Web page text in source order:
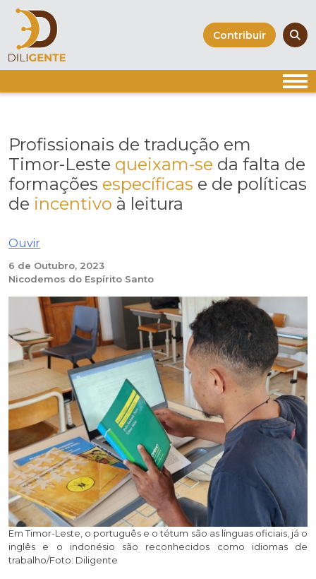
Skip
content
Contribuir
Profissionais de tradução em
Timor-Leste queixam-se da falta de
formações específicas e de políticas
de incentivo à leitura
Ouvir
6 de Outubro, 2023
Nicodemos do Espírito Santo
Em Timor-Leste, o português e o tétum são as línguas oficiais, já o
inglês e o indonésio são reconhecidos como idiomas de
trabalho/Foto: Diligente